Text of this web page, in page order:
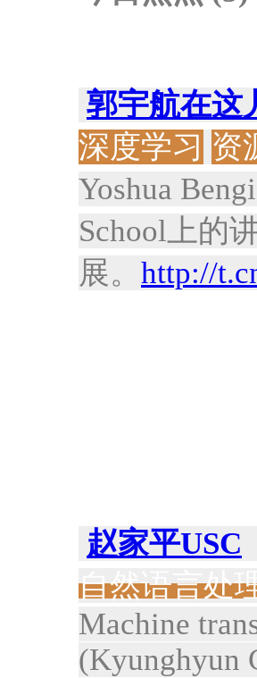
郭宇航在这
深度学习 资
Yoshua
School上的
展。 http://
赵家平USC
自然语言处
Machine
(Kyunghyun